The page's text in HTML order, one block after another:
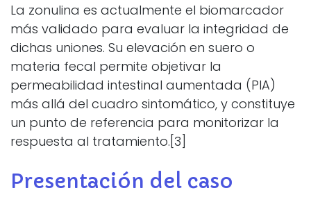
La zonulina es actualmente el biomarcador
más validado para evaluar la integridad de
dichas uniones. Su elevación en suero o
materia fecal permite objetivar la
permeabilidad intestinal aumentada (PIA)
más allá del cuadro sintomático, y constituye
un punto de referencia para monitorizar la
respuesta al tratamiento.[3]
Presentación del caso